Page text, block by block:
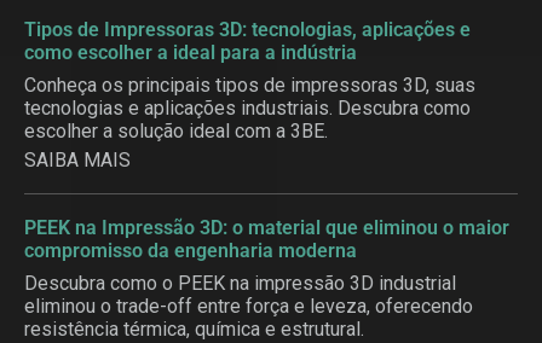
Tipos de Impressoras 3D: tecnologias, aplicações e
como escolher a ideal para a indústria
Conheça os principais tipos de impressoras 3D, suas
tecnologias e aplicações industriais. Descubra como
escolher a solução ideal com a 3BE.
SAIBA MAIS
PEEK na Impressão 3D: o material que eliminou o maior
compromisso da engenharia moderna
Descubra como o PEEK na impressão 3D industrial
eliminou o trade-off entre força e leveza, oferecendo
resistência térmica, química e estrutural.